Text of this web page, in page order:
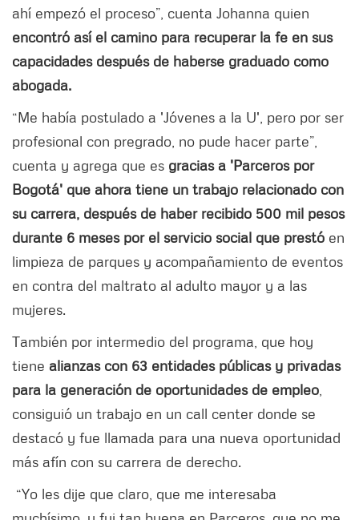
ahí empezó el proceso”, cuenta Johanna quien
encontró así el camino para recuperar la fe en sus
capacidades después de haberse graduado como
abogada.
“Me había postulado a 'Jóvenes a la U', pero por ser
profesional con pregrado, no pude hacer parte”,
cuenta y agrega que es gracias a 'Parceros por
Bogotá' que ahora tiene un trabajo relacionado con
su carrera, después de haber recibido 500 mil pesos
durante 6 meses por el servicio social que prestó en
limpieza de parques y acompañamiento de eventos
en contra del maltrato al adulto mayor y a las
mujeres.
También por intermedio del programa, que hoy
tiene alianzas con 63 entidades públicas y privadas
para la generación de oportunidades de empleo
consiguió un trabajo en un call center donde se
destacó y fue llamada para una nueva oportunidad
más afín con su carrera de derecho.
“Yo les dije que claro, que me interesaba